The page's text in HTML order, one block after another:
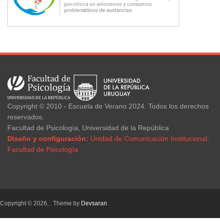
Copyright © 2010 - Escuela de Verano 2024. Todos los derechos
reservados.
Facultad de Psicología, Universidad de la República
Diseño y configuración: Unidad de Comunicación Institucional,
Facultad de Psicología
Copyright © 2026, . Theme by Devsaran.